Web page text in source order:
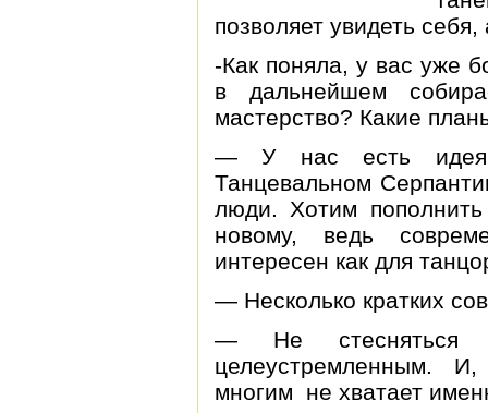
позволяет увидеть
-Как поняла, у вас уже
в дальнейшем
мастерство? Какие
— У нас есть идея
Танцевальном
люди. Хотим
новому, ведь
интересен как для
— Несколько кратких
— Не стесняться
целеустремленным.
многим не хватает